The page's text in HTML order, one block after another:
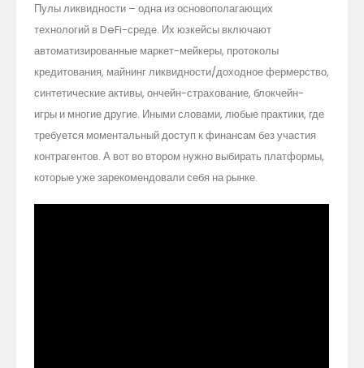
Пулы ликвидности – одна из основополагающих
технологий в DeFi-среде. Их юзкейсы включают
автоматизированные маркет-мейкеры, протоколы
кредитования, майнинг ликвидности/доходное фермерство,
синтетические активы, ончейн-страхование, блокчейн-
игры и многие другие. Иными словами, любые практики, где
требуется моментальный доступ к финансам без участия
контрагентов. А вот во втором нужно выбирать платформы,
которые уже зарекомендовали себя на рынке.